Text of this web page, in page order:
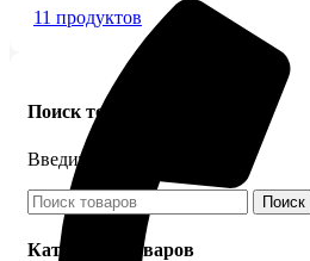
11 продуктов
Поиск товаров
Введите название детали
Поиск
Категории товаров